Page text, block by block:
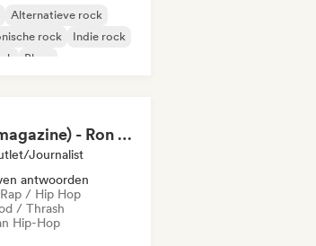
Alternatieve rock
rock
Indie rock
Blues
SPIN (magazine) - Ron Hart
Journalist
antwoorden
/ Hip Hop
/ Thrash
Hip-Hop